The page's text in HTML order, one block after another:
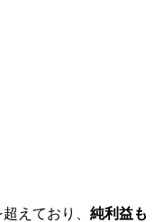
えており、 純利益も